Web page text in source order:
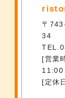
〒
34
営業
11:00
定休日